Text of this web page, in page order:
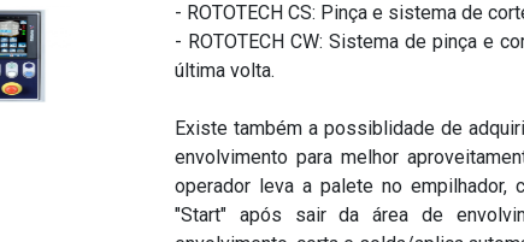
- ROTOTECH CS: Pinça e sistema de
- ROTOTECH CW: Sistema de pinça e
última volta.
Existe também a possiblidade de
envolvimento para melhor
operador leva a palete no empilhador,
"Start" após sair da área de